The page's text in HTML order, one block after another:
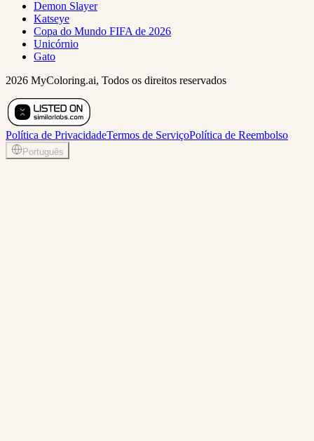
Demon Slayer
Katseye
Copa do Mundo FIFA de 2026
Unicórnio
Gato
2026 MyColoring.ai, Todos os direitos reservados
Política de PrivacidadeTermos de ServiçoPolítica de Reembolso
Português